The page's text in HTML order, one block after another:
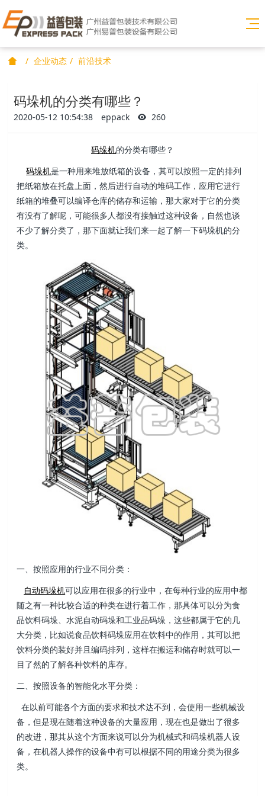
企业动态 前沿技术
码垛机的分类有哪些？
2020-05-12 10:54:38 eppack 260
码垛机的分类有哪些？
码垛机是一种用来堆放纸箱的设备，其可以按照一定的排列
把纸箱放在托盘上面，然后进行自动的堆码工作，应用它进行
纸箱的堆叠可以编译仓库的储存和运输，那大家对于它的分类
有没有了解呢，可能很多人都没有接触过这种设备，自然也谈
不少了解分类了，那下面就让我们来一起了解一下码垛机的分
类。
一、按照应用的行业不同分类：
自动码垛机可以应用在很多的行业中，在每种行业的应用中都
随之有一种比较合适的种类在进行着工作，那具体可以分为食
品饮料码垛、水泥自动码垛和工业品码垛，这些都属于它的几
大分类，比如说食品饮料码垛应用在饮料中的作用，其可以把
饮料分类的装好并且编码排列，这样在搬运和储存时就可以一
目了然的了解各种饮料的库存。
二、按照设备的智能化水平分类：
在以前可能各个方面的要求和技术达不到，会使用一些机械设
备，但是现在随着这种设备的大量应用，现在也是做出了很多
的改进，那其从这个方面来说可以分为机械式和码垛机器人设
备，在机器人操作的设备中有可以根据不同的用途分类为很多
类。